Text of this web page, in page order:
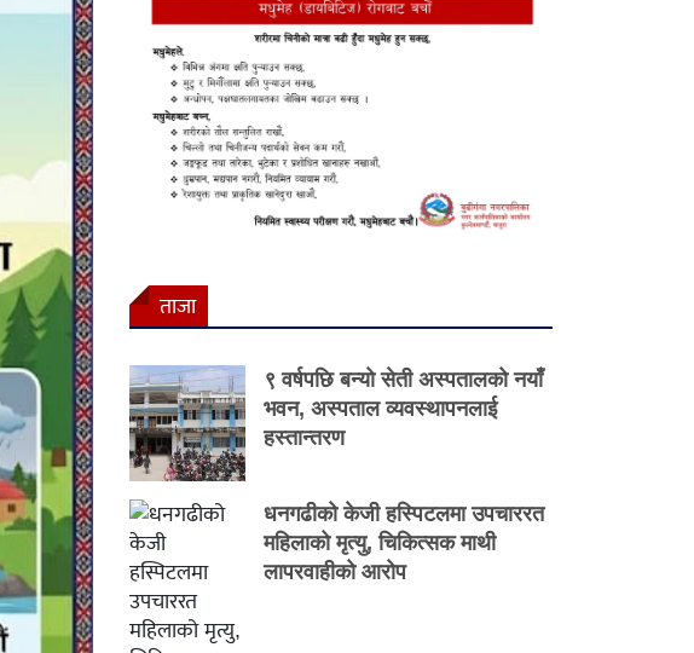
ताजा
९ वर्षपछि बन्यो सेती अस्पतालको नयाँ
भवन, अस्पताल व्यवस्थापनलाई
हस्तान्तरण
धनगढीको केजी हस्पिटलमा उपचाररत
महिलाको मृत्यु, चिकित्सक माथी
लापरवाहीको आरोप